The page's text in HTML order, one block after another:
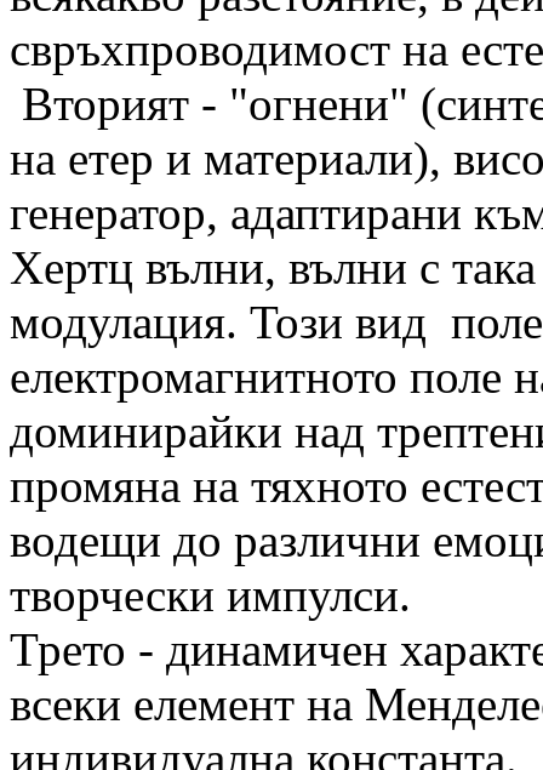
свръхпроводимост на
Вторият - "огнени"
на етер и материали),
генератор, адаптирани
Хертц вълни, вълни с
модулация. Този вид
електромагнитното поле
доминирайки над
промяна на тяхното
водещи до различни
творчески импулси.
Трето - динамичен
всеки елемент на
индивидуална константа.